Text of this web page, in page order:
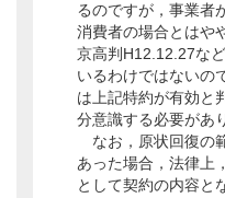
るのですが，事業者
消費者の場合とはや
京高判H12.12.27な
いるわけではないの
は上記特約が有効と
分意識する必要があ
なお，原状回復の
あった場合，法律上
として契約の内容と